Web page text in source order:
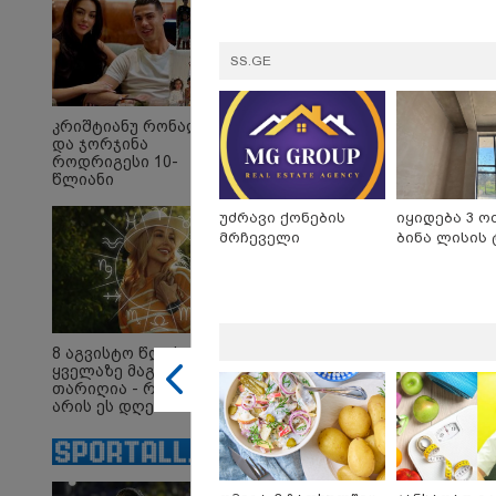
15:03
კრიშტიანუ რონალდუ
და ჯორჯინა
როდრიგესი 10-
წლიანი
შემდეგ
ქორწინდებიან -
ქორწილის პირველი
დეტალები
8 აგვისტო წლის
ყველაზე მაგიური
თარიღია - რატომ
არის ეს დღე
რა უნდა ვიცოდეთ?
SS.GE
უძრავი ქონების
მრჩეველი
იყიდება 3
ბინა ლისის